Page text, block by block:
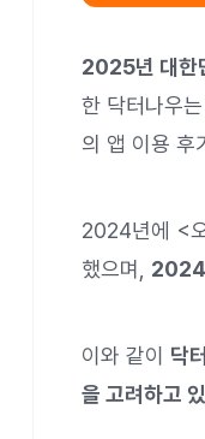
2025년 대한
한 닥터나우
의 앱 이용 후
2024년에 <
했으며, 2024
이와 같이 닥
을 고려하고